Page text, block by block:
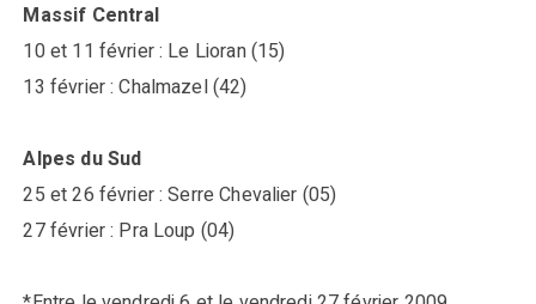
Massif Central
10 et 11 février : Le Lioran (15)
13 février : Chalmazel (42)
Alpes du Sud
25 et 26 février : Serre Chevalier (05)
27 février : Pra Loup (04)